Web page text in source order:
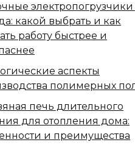
электропогрузчики
какой выбрать и как
работу быстрее и
аспекты
полимерных
печь длительного
для отопления дома:
и преимущества